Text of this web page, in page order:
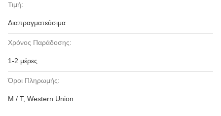
Τιμή:
Διαπραγματεύσιμα
Χρόνος Παράδοσης:
1-2 μέρες
Όροι Πληρωμής:
Μ / Τ, Western Union